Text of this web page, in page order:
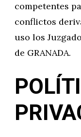
competentes
conflictos
uso los
de GRANADA.